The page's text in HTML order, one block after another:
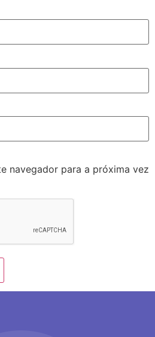
navegador para a próxima vez